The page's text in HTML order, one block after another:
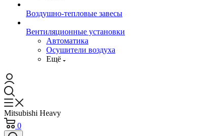
Воздушно-тепловые завесы
Вентиляционные установки
Автоматика
Осушители воздуха
Ещё
Mitsubishi Heavy
0